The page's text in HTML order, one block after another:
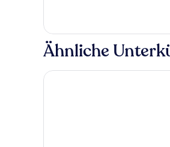
Ähnliche
Wellington Temple Bar